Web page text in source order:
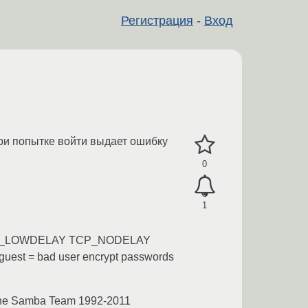
Регистрация - Вход
0
1
попытке войти выдает ошибку
TCP_NODELAY
= bad user encrypt passwords
Samba Team 1992-2011